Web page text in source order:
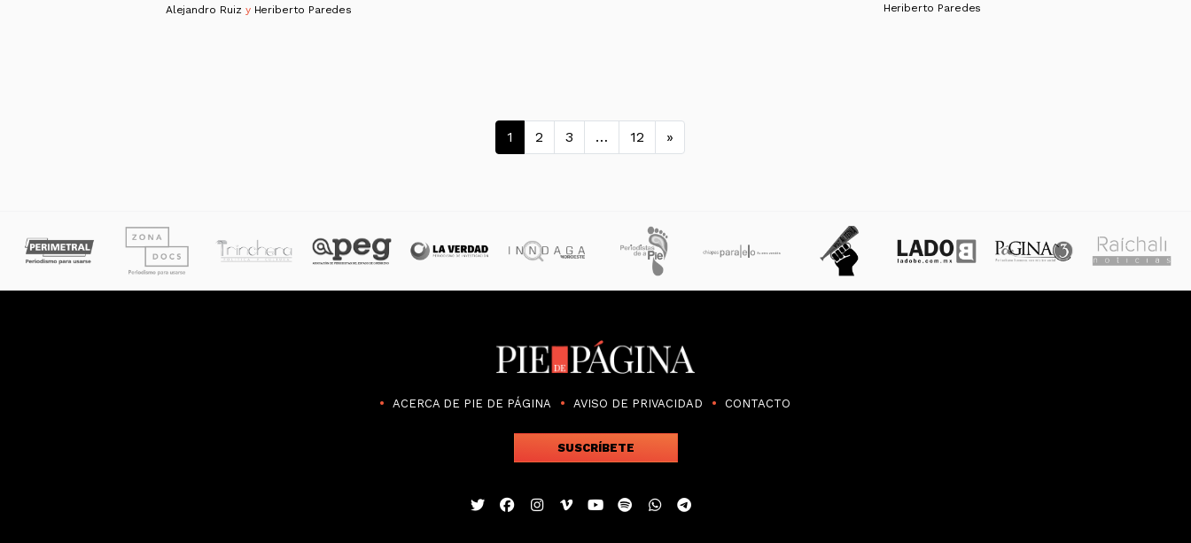
Alejandro Ruiz y Heriberto Paredes Heriberto Paredes
Navegación de entradas
1 2 3 … 12 »
ACERCA DE PIE DE PÁGINA AVISO DE PRIVACIDAD CONTACTO
SUSCRÍBETE